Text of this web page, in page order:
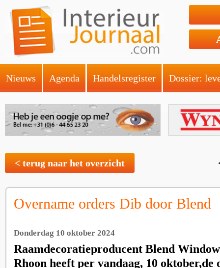
Nieuws Agenda Handelsregister Dossier:
< terug naar het overzicht
Overname orders Dib door Blend
Donderdag 10 oktober 2024
Raamdecoratieproducent Blend
Rhoon heeft per vandaag, 10